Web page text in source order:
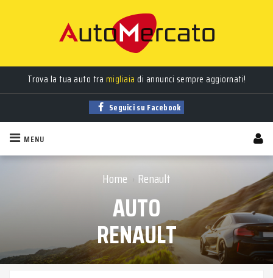
Trova la tua auto tra migliaia di annunci sempre aggiornati!
Seguici su Facebook
MENU
Home › Renault
AUTO
RENAULT